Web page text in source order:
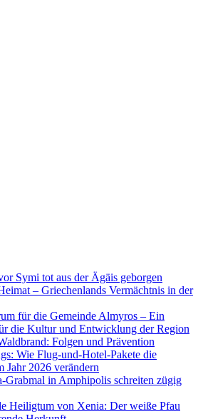
Symi tot aus der Ägäis geborgen
– Griechenlands Vermächtnis in der
für die Gemeinde Almyros – Ein
die Kultur und Entwicklung der Region
Folgen und Prävention
Wie Flug-und-Hotel-Pakete die
Jahr 2026 verändern
Grabmal in Amphipolis schreiten zügig
Heiligtum von Xenia: Der weiße Pfau